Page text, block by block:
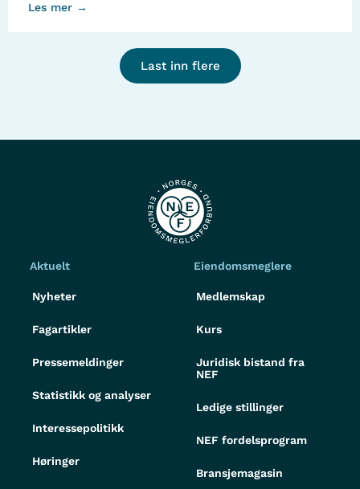
Les mer →
Last inn flere
Aktuelt
Nyheter
Fagartikler
Pressemeldinger
Statistikk og analyser
Interessepolitikk
Høringer
Eiendomsmeglere
Medlemskap
Kurs
Juridisk bistand fra
NEF
Ledige stillinger
NEF fordelsprogram
Bransjemagasin